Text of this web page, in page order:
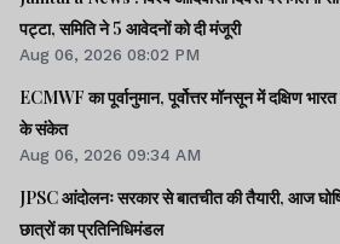
पट्टा, समिति ने 5 आवेदनों को दी मंजूरी
Aug 06, 2026 08:02 PM
ECMWF का पूर्वानुमान, पूर्वोत्तर मॉनसून में दक्षिण
के संकेत
Aug 06, 2026 09:34 AM
JPSC आंदोलनः सरकार से बातचीत की तैयारी, आज
छात्रों का प्रतिनिधिमंडल